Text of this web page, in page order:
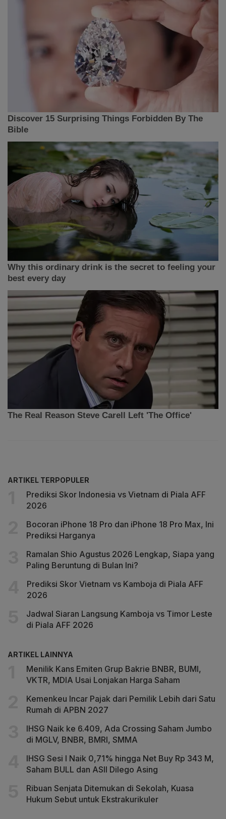
ARTIKEL TERPOPULER
Prediksi Skor Indonesia vs Vietnam di Piala AFF
2026
Bocoran iPhone 18 Pro dan iPhone 18 Pro Max, Ini
Prediksi Harganya
Ramalan Shio Agustus 2026 Lengkap, Siapa yang
Paling Beruntung di Bulan Ini?
Prediksi Skor Vietnam vs Kamboja di Piala AFF
2026
Jadwal Siaran Langsung Kamboja vs Timor Leste
di Piala AFF 2026
ARTIKEL LAINNYA
Menilik Kans Emiten Grup Bakrie BNBR, BUMI,
VKTR, MDIA Usai Lonjakan Harga Saham
Kemenkeu Incar Pajak dari Pemilik Lebih dari Satu
Rumah di APBN 2027
IHSG Naik ke 6.409, Ada Crossing Saham Jumbo
di MGLV, BNBR, BMRI, SMMA
IHSG Sesi I Naik 0,71% hingga Net Buy Rp 343 M,
Saham BULL dan ASII Dilego Asing
Ribuan Senjata Ditemukan di Sekolah, Kuasa
Hukum Sebut untuk Ekstrakurikuler